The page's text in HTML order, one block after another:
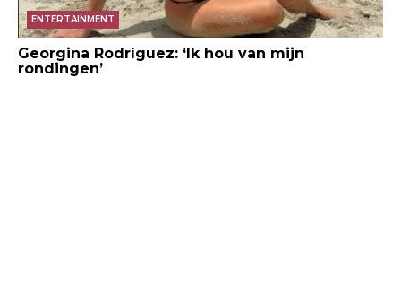
ENTERTAINMENT
Georgina Rodríguez: ‘Ik hou van mijn
rondingen’